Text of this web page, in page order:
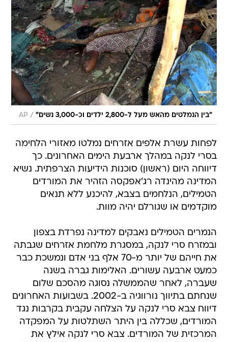
"בין הנמלטים מהאש מעל ל-2,800 ילדים וכ-3,000 נשים" /
AP
לפחות עשרת אלפים אזרחים נמלטו מאזורי הלחימה
בסרי לנקה במהלך ארבעת הימים האחרונים. כך
דיווחה היום (ראשון) סוכנות הידיעות הצרפתית. נשיא
המדינה מהינדה רג'אפקסה הזהיר את המורדים
הטמילים, הנלחמים בצבא, להיכנע ללא תנאים
מוקדמים או שגורלם יהיה מוות.
הנמרים הטמילים נאבקים למדינה נפרדת בצפון
ובמזרח סרי לנקה, במסגרת מלחמת אזרחים שגבתה
את חייהם של יותר מ-70 אלף בני אדם ונמשכת כבר
כמעט ארבעה עשורים. האלימות גברה בשנה
שעברה, לאחר שהממשלה נסוגה מהסכם שלום
שנחתם בתיווך נורווגיה ב-2002. בשבועות האחרונים
דיווח צבא סרי לנקה על הצלחה עקבית בקרבות נגד
המורדים, שכללה בין היתר השתלטות על המפקדה
המרכזית של המורדים. צבא סרי לנקה אילץ את